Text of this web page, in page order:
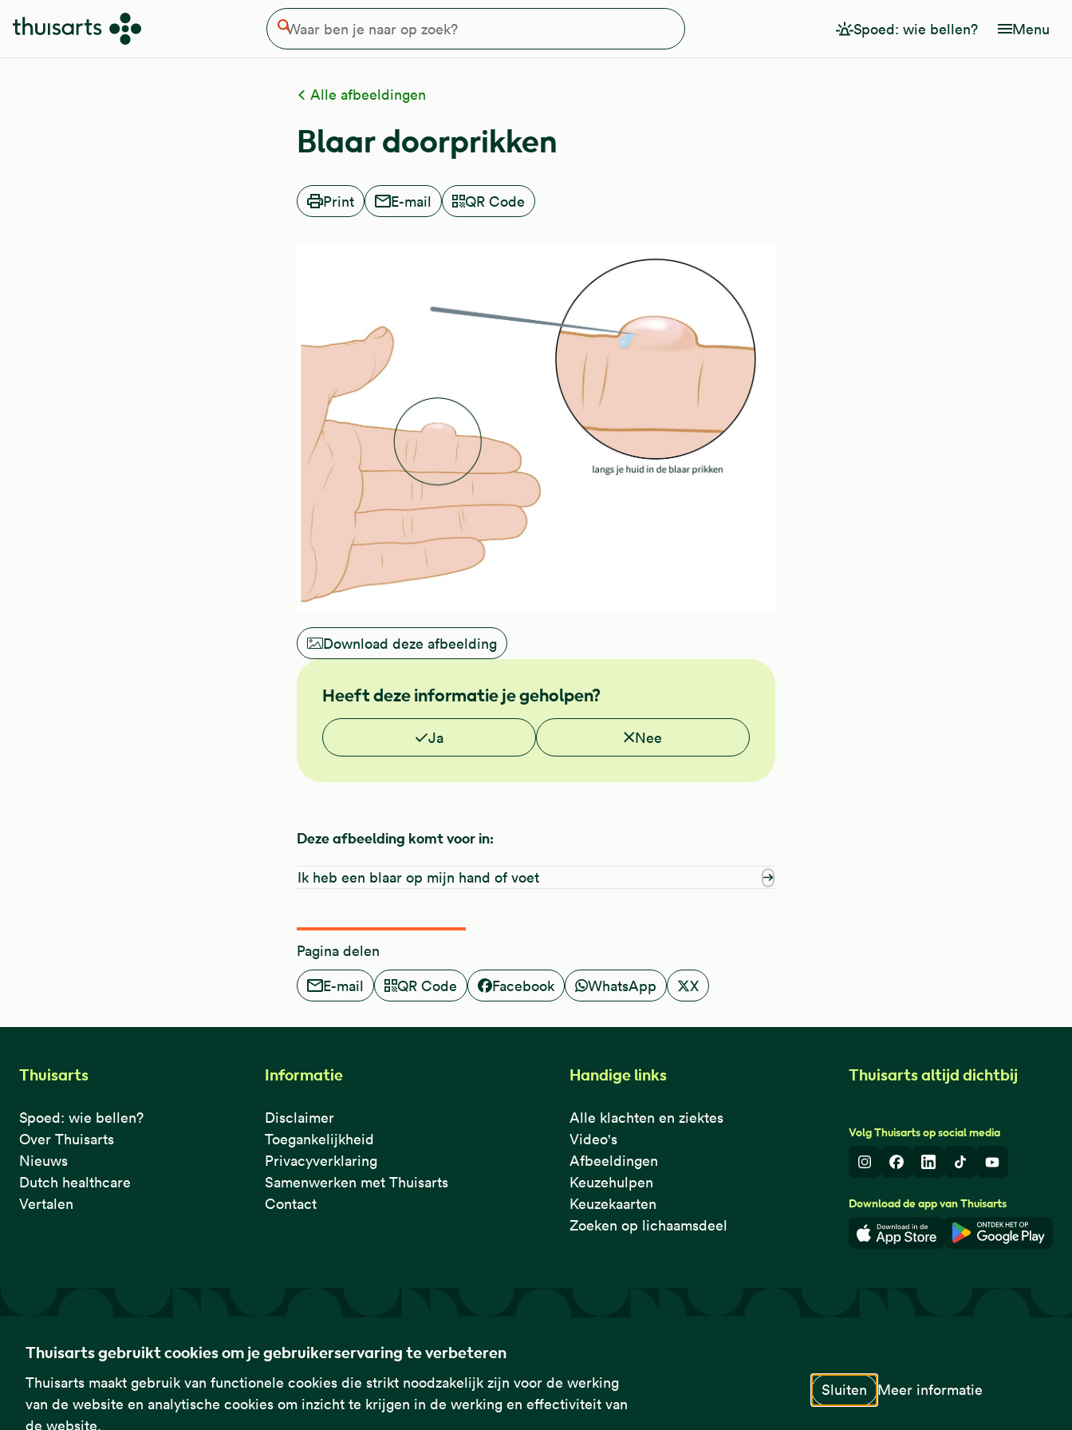
Thuisarts gebruikt cookies om je gebruikerservaring te verbeteren
Thuisarts maakt gebruik van functionele cookies die strikt noodzakelijk zijn voor de werking
van de website en analytische cookies om inzicht te krijgen in de werking en effectiviteit van
de website.
Sluiten Meer informatie
Overslaan en naar de inhoud gaan Waar ben je naar op zoek?
Zoeken Spoed: wie bellen? Menu
Alle afbeeldingen
Blaar doorprikken
Print E-mail QR Code
Download deze afbeelding
Heeft deze informatie je geholpen?
Vond je deze informatie nuttig?
Ja Nee
Deze afbeelding komt voor in:
Ik heb een blaar op mijn hand of voet
Pagina delen
E-mail
QR Code Facebook WhatsApp X
Thuisarts
Spoed: wie bellen?
Over Thuisarts
Nieuws
Dutch healthcare
Vertalen
Informatie
Disclaimer
Toegankelijkheid
Privacyverklaring
Samenwerken met Thuisarts
Contact
Handige links
Alle klachten en ziektes
Video's
Afbeeldingen
Keuzehulpen
Keuzekaarten
Zoeken op lichaamsdeel
Thuisarts altijd dichtbij
Volg Thuisarts op social media
InstagramFacebook
LinkedInTikTokYoutube
Download de app van Thuisarts
Download in de App Store
Download
Thuisarts is een samenwerkingsverband van het Nederlands Huisartsen Genootschap met de